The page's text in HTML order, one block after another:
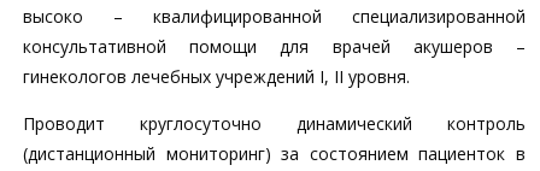
высоко – квалифицированной специализированной
консультативной помощи для врачей акушеров –
гинекологов лечебных учреждений I, II уровня.
Проводит круглосуточно динамический контроль
(дистанционный мониторинг) за состоянием пациенток в